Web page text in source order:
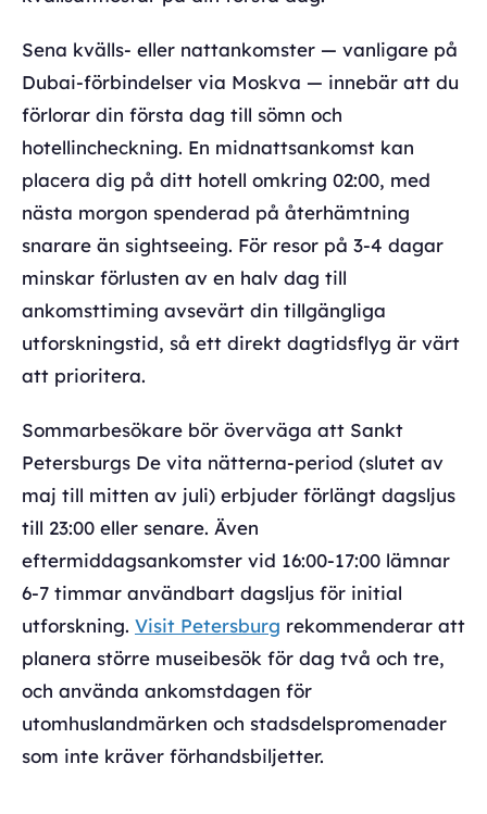
Sena kvälls- eller nattankomster — vanligare på
Dubai-förbindelser via Moskva — innebär att du
förlorar din första dag till sömn och
hotellincheckning. En midnattsankomst kan
placera dig på ditt hotell omkring 02:00, med
nästa morgon spenderad på återhämtning
snarare än sightseeing. För resor på 3-4 dagar
minskar förlusten av en halv dag till
ankomsttiming avsevärt din tillgängliga
utforskningstid, så ett direkt dagtidsflyg är värt
att prioritera.
Sommarbesökare bör överväga att Sankt
Petersburgs De vita nätterna-period (slutet av
maj till mitten av juli) erbjuder förlängt dagsljus
till 23:00 eller senare. Även
eftermiddagsankomster vid 16:00-17:00 lämnar
6-7 timmar användbart dagsljus för initial
utforskning. Visit Petersburg rekommenderar att
planera större museibesök för dag två och tre,
och använda ankomstdagen för
utomhuslandmärken och stadsdelspromenader
som inte kräver förhandsbiljetter.